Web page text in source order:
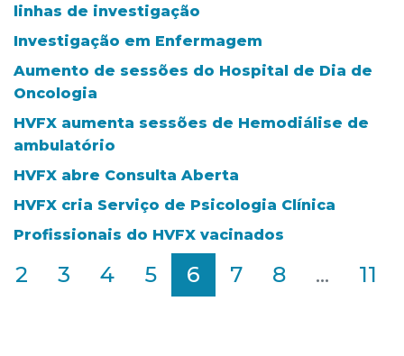
linhas de investigação
Investigação em Enfermagem
Aumento de sessões do Hospital de Dia de
Oncologia
HVFX aumenta sessões de Hemodiálise de
ambulatório
HVFX abre Consulta Aberta
HVFX cria Serviço de Psicologia Clínica
Profissionais do HVFX vacinados
2 3 4 5 6 7 8 ... 11